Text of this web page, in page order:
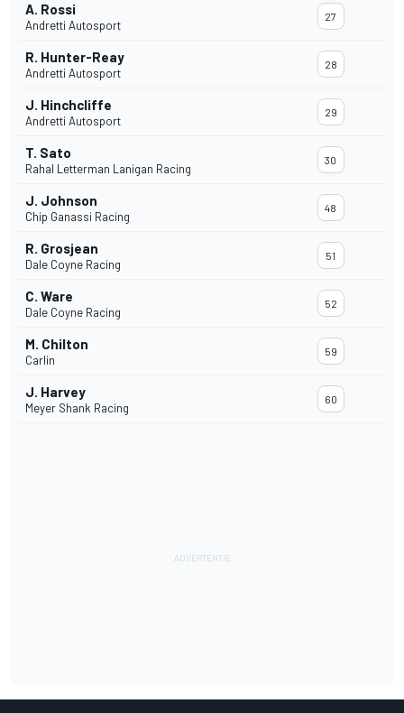
A. Rossi
Andretti Autosport
27
R. Hunter-Reay
Andretti Autosport
28
J. Hinchcliffe
Andretti Autosport
29
T. Sato
Rahal Letterman Lanigan Racing
30
J. Johnson
Chip Ganassi Racing
48
R. Grosjean
Dale Coyne Racing
51
C. Ware
Dale Coyne Racing
52
M. Chilton
Carlin
59
J. Harvey
Meyer Shank Racing
60